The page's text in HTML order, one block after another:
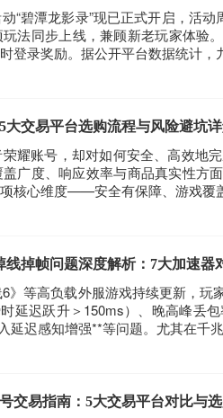
“碧潭龙影录”现已正式开启，活
法同步上线，兼顾新老玩家体验
登录奖励。据公开平台数据统计，
大交易平台选购流程与风险避坑
耀账号，却对如何安全、高效地
广度、响应效率与商品真实性方
核心维度——安全有保障、游戏覆
线掉帧问题深度解析：7大加速器
》等高负载外服游戏持续更新，
延迟跃升＞150ms）、晚高峰丢
延迟感知增强**等问题。尤其在千兆
交易指南：5大交易平台对比与